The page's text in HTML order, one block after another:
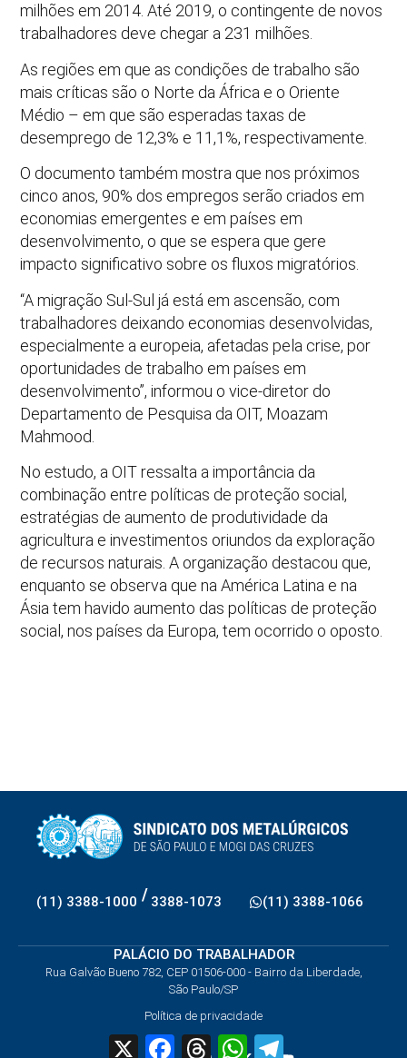
milhões em 2014. Até 2019, o contingente de novos
trabalhadores deve chegar a 231 milhões.
As regiões em que as condições de trabalho são
mais críticas são o Norte da África e o Oriente
Médio – em que são esperadas taxas de
desemprego de 12,3% e 11,1%, respectivamente.
O documento também mostra que nos próximos
cinco anos, 90% dos empregos serão criados em
economias emergentes e em países em
desenvolvimento, o que se espera que gere
impacto significativo sobre os fluxos migratórios.
“A migração Sul-Sul já está em ascensão, com
trabalhadores deixando economias desenvolvidas,
especialmente a europeia, afetadas pela crise, por
oportunidades de trabalho em países em
desenvolvimento”, informou o vice-diretor do
Departamento de Pesquisa da OIT, Moazam
Mahmood.
No estudo, a OIT ressalta a importância da
combinação entre políticas de proteção social,
estratégias de aumento de produtividade da
agricultura e investimentos oriundos da exploração
de recursos naturais. A organização destacou que,
enquanto se observa que na América Latina e na
Ásia tem havido aumento das políticas de proteção
social, nos países da Europa, tem ocorrido o oposto.
(11) 3388-1000 / 3388-1073 (11) 3388-1066
PALÁCIO DO TRABALHADOR
Rua Galvão Bueno 782, CEP 01506-000 - Bairro da Liberdade,
São Paulo/SP
Política de privacidade
X FacebookThreadsWhatsApp